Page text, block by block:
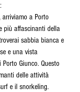
a Porto
più affascinanti della
sabbia bianca e
e una vista
Giunco. Questo
delle attività
e il snorkeling.